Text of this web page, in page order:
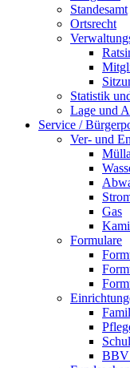
Standesamt
Ortsrecht
Statistik
Lage und
Service /
Ver- und
Gas
Formulare
BBV